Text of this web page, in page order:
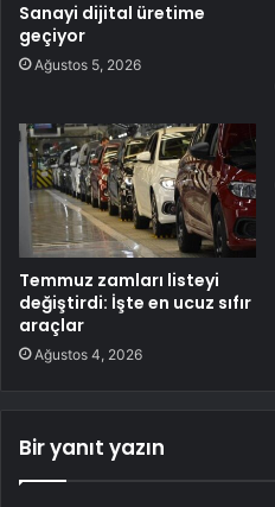
Sanayi dijital üretime
geçiyor
Ağustos 5, 2026
Temmuz zamları listeyi
değiştirdi: İşte en ucuz sıfır
araçlar
Ağustos 4, 2026
Bir yanıt yazın